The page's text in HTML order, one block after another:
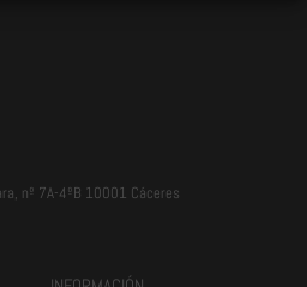
nº 7A-4ºB 10001 Cáceres